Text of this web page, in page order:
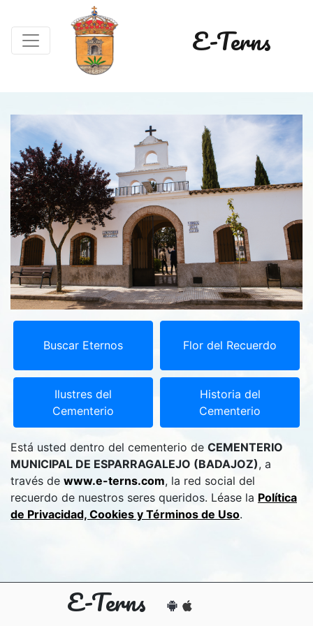
E-Terns
Buscar Eternos Flor del Recuerdo
Ilustres del
Cementerio
Historia del
Cementerio
Está usted dentro del cementerio de CEMENTERIO
MUNICIPAL DE ESPARRAGALEJO (BADAJOZ), a
través de www.e-terns.com, la red social del
recuerdo de nuestros seres queridos. Léase la Política
de Privacidad, Cookies y Términos de Uso.
E-Terns